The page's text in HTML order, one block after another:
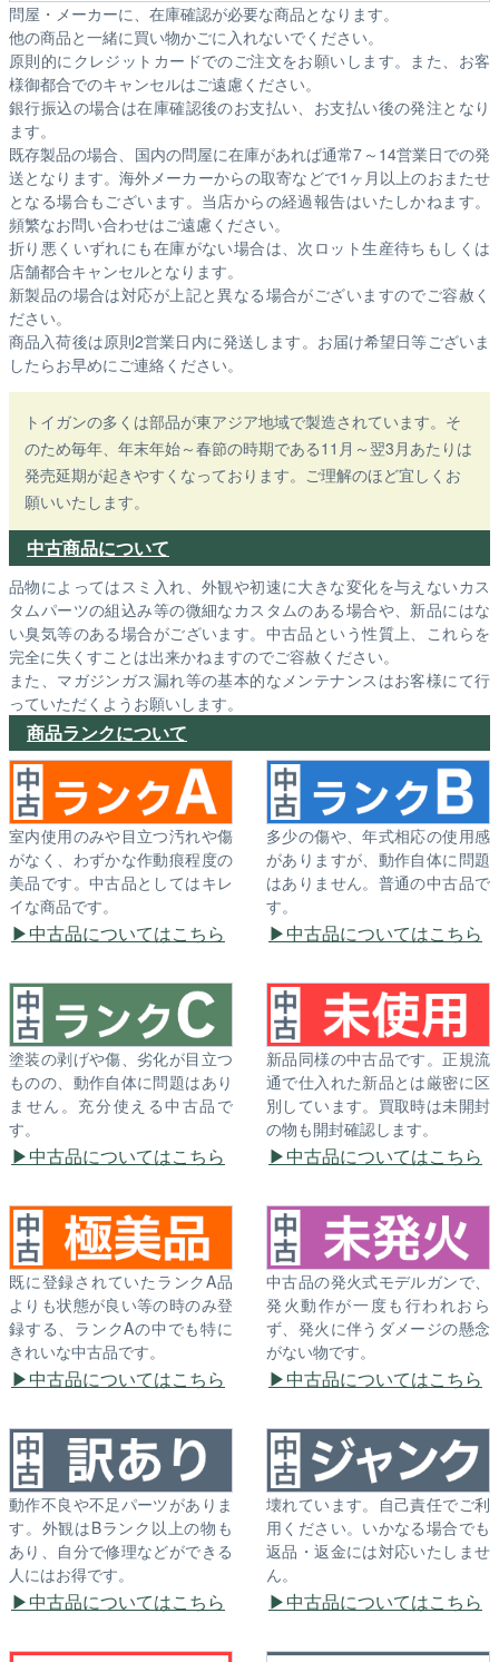
問屋・メーカーに、在庫確認が必要な商品となります。
他の商品と一緒に買い物かごに入れないでください。
原則的にクレジットカードでのご注文をお願いします。また、お客
様御都合でのキャンセルはご遠慮ください。
銀行振込の場合は在庫確認後のお支払い、お支払い後の発注となり
ます。
既存製品の場合、国内の問屋に在庫があれば通常7～14営業日での発
送となります。海外メーカーからの取寄などで1ヶ月以上のおまたせ
となる場合もございます。 当店からの経過報告はいたしかねます。
頻繁なお問い合わせはご遠慮ください。
折り悪くいずれにも在庫がない場合は、次ロット生産待ちもしくは
店舗都合キャンセルとなります。
新製品の場合は対応が上記と異なる場合がございますのでご容赦く
ださい。
商品入荷後は原則2営業日内に発送します。お届け希望日等ございま
したらお早めにご連絡ください。
トイガンの多くは部品が東アジア地域で製造されています。そ
のため毎年、年末年始～春節の時期である11月～翌3月あたりは
発売延期が起きやすくなっております。ご理解のほど宜しくお
願いいたします。
中古商品について
品物によってはスミ入れ、外観や初速に大きな変化を与えないカス
タムパーツの組込み等の微細なカスタムのある場合や、新品にはな
い臭気等のある場合がございます。中古品という性質上、これらを
完全に失くすことは出来かねますのでご容赦ください。
また、マガジンガス漏れ等の基本的なメンテナンスはお客様にて行
っていただくようお願いします。
商品ランクについて
室内使用のみや目立つ汚れや傷
がなく、わずかな作動痕程度の
美品です。中古品としてはキレ
イな商品です。
中古品についてはこちら
多少の傷や、年式相応の使用感
がありますが、動作自体に問題
はありません。普通の中古品で
す。
中古品についてはこちら
塗装の剥げや傷、劣化が目立つ
ものの、動作自体に問題はあり
ません。充分使える中古品で
す。
中古品についてはこちら
新品同様の中古品です。正規流
通で仕入れた新品とは厳密に区
別しています。買取時は未開封
の物も開封確認します。
中古品についてはこちら
既に登録されていたランクA品
よりも状態が良い等の時のみ登
録する、ランクAの中でも特に
きれいな中古品です。
中古品についてはこちら
中古品の発火式モデルガンで、
発火動作が一度も行われおら
ず、発火に伴うダメージの懸念
がない物です。
中古品についてはこちら
動作不良や不足パーツがありま
す。外観はBランク以上の物も
あり、自分で修理などができる
人にはお得です。
中古品についてはこちら
壊れています。自己責任でご利
用ください。いかなる場合でも
返品・返金には対応いたしませ
ん。
中古品についてはこちら